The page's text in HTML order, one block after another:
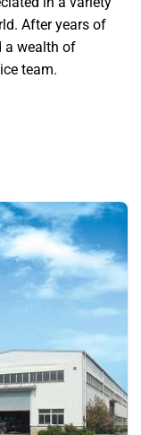
After years of
a wealth of
team.